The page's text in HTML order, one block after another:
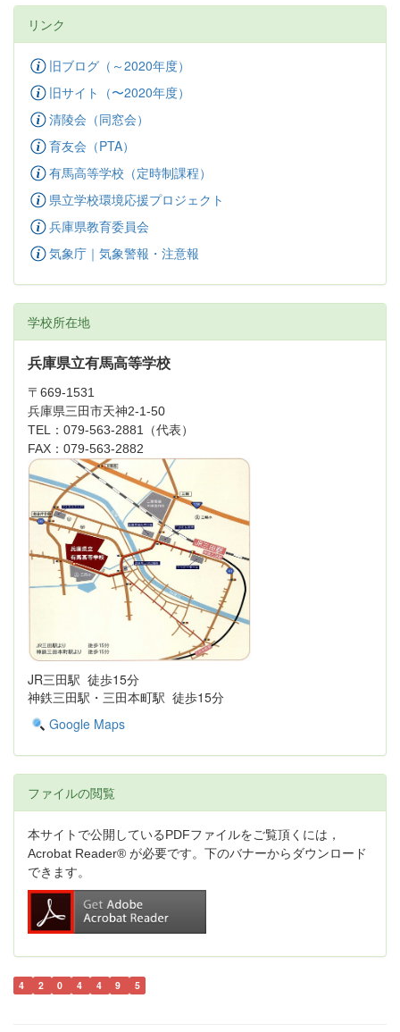
リンク
旧ブログ（～2020年度）
旧サイト（〜2020年度）
清陵会（同窓会）
育友会（PTA）
有馬高等学校（定時制課程）
県立学校環境応援プロジェクト
兵庫県教育委員会
気象庁｜気象警報・注意報
学校所在地
兵庫県立有馬高等学校
〒669-1531
兵庫県三田市天神2-1-50
TEL：079-563-2881（代表）
FAX：079-563-2882
JR三田駅 徒歩15分
神鉄三田駅・三田本町駅 徒歩15分
Google Maps
ファイルの閲覧
本サイトで公開しているPDFファイルをご覧頂くには，
Acrobat Reader® が必要です。下のバナーからダウンロード
できます。
4 2 0 4 4 9 5